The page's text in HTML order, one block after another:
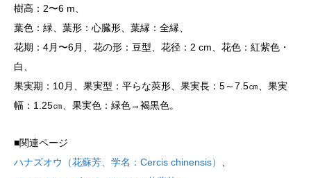
樹高：2〜6 m、
葉色：緑、葉形：心臓形、葉縁：全縁、
花期：4月〜6月、花の形：豆型、花径：2 cm、花色：紅紫色・
白、
果実期：10月、果実型：平らな莢形、果実長：5～7.5㎝、果実
幅：1.25㎝、果実色：緑色→褐黒色。
■関連ページ
ハナズオウ（花蘇芳、学名：Cercis chinensis）